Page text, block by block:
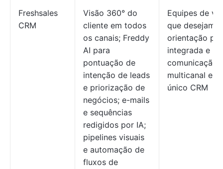
Freshsales
CRM
Visão 360° do
cliente em todos
os canais; Freddy
AI para
pontuação de
intenção de leads
e priorização de
negócios; e-mails
e sequências
redigidos por IA;
pipelines visuais
e automação de
fluxos de
Equipes de
que desejam
orientação
integrada e
comunicação
multicanal em
único CRM